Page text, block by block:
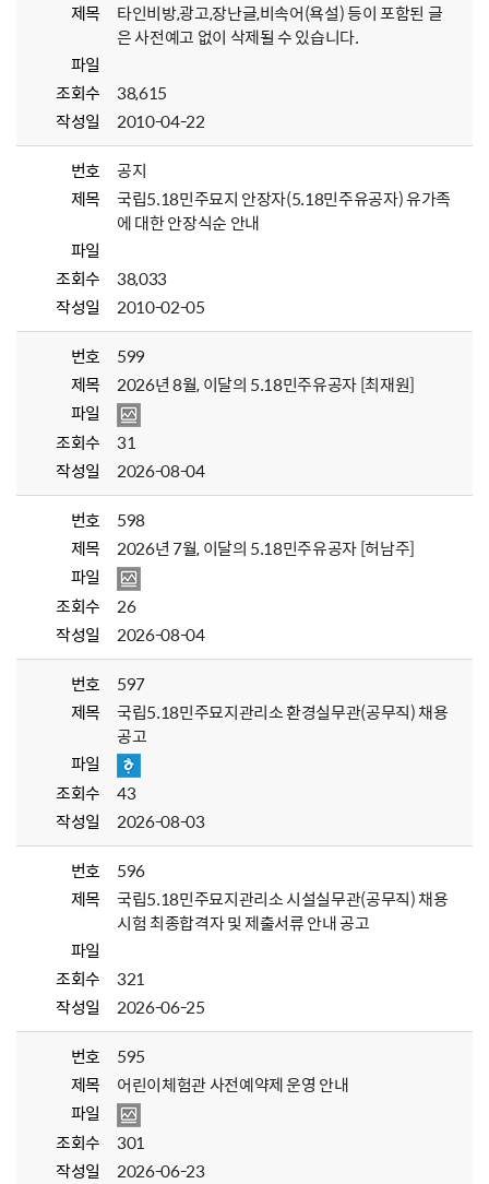
제목
타인비방,광고,장난글,비속어(욕설) 등이 포함된 글
은 사전예고 없이 삭제될 수 있습니다.
파일
조회수
38,615
작성일
2010-04-22
번호
공지
제목
국립5.18민주묘지 안장자(5.18민주유공자) 유가족
에 대한 안장식순 안내
파일
조회수
38,033
작성일
2010-02-05
번호
599
제목
2026년 8월, 이달의 5.18민주유공자 [최재원]
파일
조회수
31
작성일
2026-08-04
번호
598
제목
2026년 7월, 이달의 5.18민주유공자 [허남주]
파일
조회수
26
작성일
2026-08-04
번호
597
제목
국립5.18민주묘지관리소 환경실무관(공무직) 채용
공고
파일
조회수
43
작성일
2026-08-03
번호
596
제목
국립5.18민주묘지관리소 시설실무관(공무직) 채용
시험 최종합격자 및 제출서류 안내 공고
파일
조회수
321
작성일
2026-06-25
번호
595
제목
어린이체험관 사전예약제 운영 안내
파일
조회수
301
작성일
2026-06-23